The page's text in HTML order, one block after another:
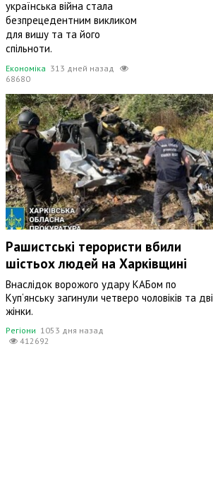
українська війна стала
безпрецедентним викликом
для вишу та та його
спільноти.
Економіка 313 дней назад
68680
Рашистські терористи вбили
шістьох людей на Харківщині
Внаслідок ворожого удару КАБом по
Куп‘янську загинули четверо чоловіків та дві
жінки.
Регіони 1053 дня назад
412692